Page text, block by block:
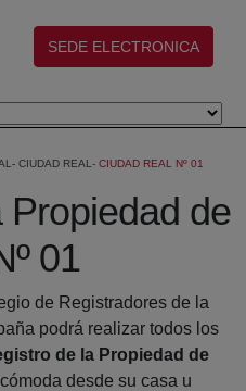
(abre en nueva ventana)
SEDE ELECTRONICA
CIUDAD REAL CIUDAD REAL Nº 01
Propiedad de
01
de Registradores de la
podrá realizar todos los
de la Propiedad de
desde su casa u